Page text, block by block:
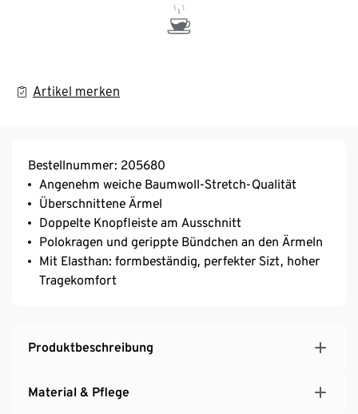
Artikel merken
Bestellnummer: 205680
Angenehm weiche Baumwoll-Stretch-Qualität
Überschnittene Ärmel
Doppelte Knopfleiste am Ausschnitt
Polokragen und gerippte Bündchen an den Ärmeln
Mit Elasthan: formbeständig, perfekter Sizt, hoher
Tragekomfort
Produktbeschreibung
Material & Pflege